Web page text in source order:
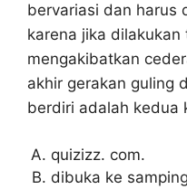
bervariasi dan harus
karena jika
mengakibatkan
akhir gerakan guling
berdiri adalah kedua
quizizz. com.
dibuka ke